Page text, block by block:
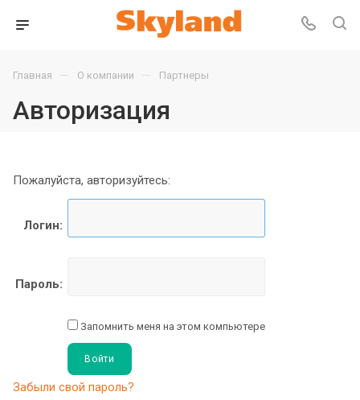
Главная — О компании — Партнеры
Авторизация
Пожалуйста, авторизуйтесь:
Логин:
Пароль:
Запомнить меня на этом компьютере
Забыли свой пароль?